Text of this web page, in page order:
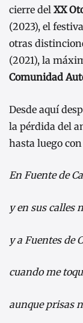
cierre del XX
(2023), el
otras
(2021), la
Comunidad
Desde aquí
la pérdida del
hasta luego
En Fuente de
y en sus calles
y a Fuentes de
cuando me
aunque prisas